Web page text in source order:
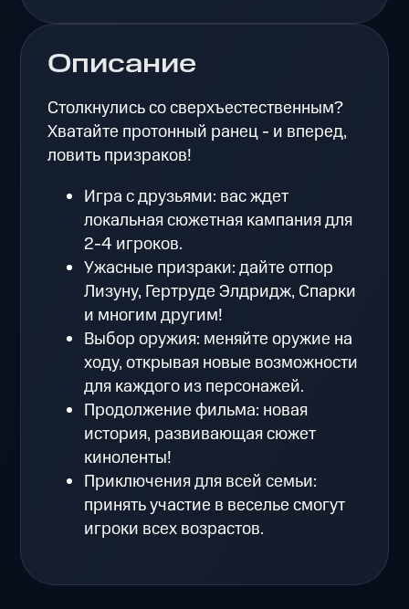
Описание
Столкнулись со сверхъестественным?
Хватайте протонный ранец - и вперед,
ловить призраков!
Игра с друзьями: вас ждет
локальная сюжетная кампания для
2-4 игроков.
Ужасные призраки: дайте отпор
Лизуну, Гертруде Элдридж, Спарки
и многим другим!
Выбор оружия: меняйте оружие на
ходу, открывая новые возможности
для каждого из персонажей.
Продолжение фильма: новая
история, развивающая сюжет
киноленты!
Приключения для всей семьи:
принять участие в веселье смогут
игроки всех возрастов.